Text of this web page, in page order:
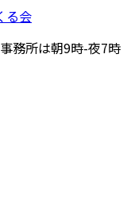
事務所は朝9時-夜7時